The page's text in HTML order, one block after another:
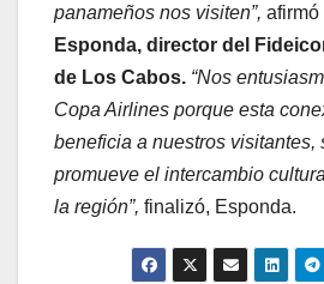
panameños nos visiten”, afirmó
Esponda, director del
de Los Cabos. “Nos
Copa Airlines porque esta
beneficia a nuestros visitantes,
promueve el intercambio
la región”, finalizó, Esponda.